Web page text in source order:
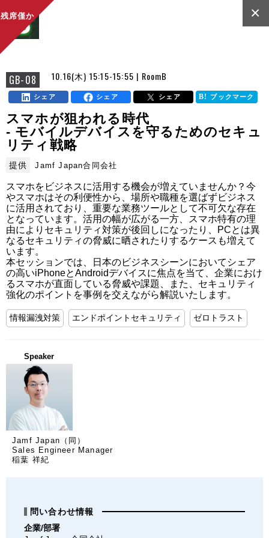
GB-08 10.16(木) 15:15-15:55 | RoomB
×
シェア シェア シェア ブックマーク
残席僅か
スマホが狙われる時代
- モバイルデバイスを守るためのセキュ
リティ戦略
提供 Jamf Japan合同会社
スマホをビジネスに活用する機会が増えていませんか？今
やスマホはその利便性から、場所や職種を選ばずビジネス
に活用されており、重要な業務ツールとして不可欠な存在
となっています。活用の幅が広がる一方、スマホ特有の理
由によりセキュリティ対策が後回しになったり、PCとは異
なるセキュリティの脅威に晒されたりするケースも増えて
います。
本セッションでは、日本のビジネスシーンにおいてシェア
の高いiPhoneとAndroidデバイスに焦点を当て、企業におけ
るスマホが直面している脅威や課題、また、セキュリティ
強化のポイントを事例を交えながら解説いたします。
情報漏洩対策 エンドポイントセキュリティ ゼロトラスト
Speaker
Jamf Japan（同）
Sales Engineer Manager
稲葉 祥紀
問い合わせ情報
企業/部署